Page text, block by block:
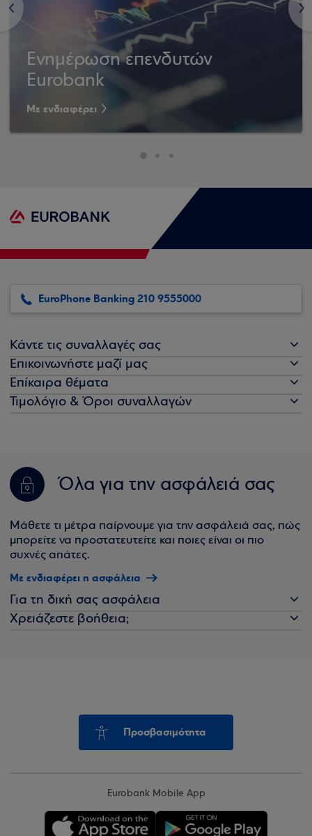
<
Ενημέρωση επενδυτών
Eurobank
Με ενδιαφέρει
>
EuroPhone Banking 210 9555000
Κάντε τις συναλλαγές σας
Επικοινωνήστε μαζί μας
Επίκαιρα θέματα
Τιμολόγιο & Όροι συναλλαγών
Όλα για την ασφάλειά σας
Μάθετε τι μέτρα παίρνουμε για την ασφάλειά σας, πώς
μπορείτε να προστατευτείτε και ποιες είναι οι πιο
συχνές απάτες.
Με ενδιαφέρει η ασφάλεια
Για τη δική σας ασφάλεια
Χρειάζεστε βοήθεια;
Προσβασιμότητα
Eurobank Mobile App